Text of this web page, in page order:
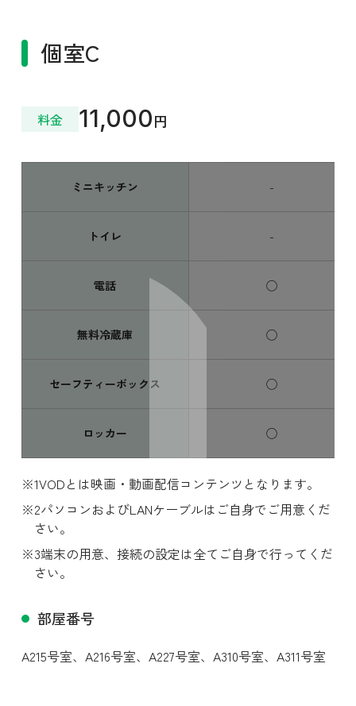
個室C
料金 11,000円
ミニキッチン -
トイレ -
電話 ◯
無料冷蔵庫 ◯
セーフティーボックス ◯
ロッカー ◯
VODとは映画・動画配信コンテンツとなります。
パソコンおよびLANケーブルはご自身でご用意くだ
さい。
端末の用意、接続の設定は全てご自身で行ってくだ
さい。
部屋番号
A215号室、 A216号室、 A227号室、 A310号室、 A311号室